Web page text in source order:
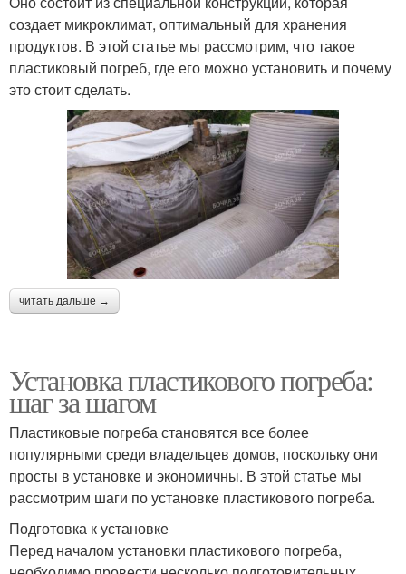
создает микроклимат, оптимальный для хранения
продуктов. В этой статье мы рассмотрим, что такое
пластиковый погреб, где его можно установить и почему
это стоит сделать.
читать дальше →
Установка пластикового погреба:
шаг за шагом
Пластиковые погреба становятся все более
популярными среди владельцев домов, поскольку они
просты в установке и экономичны. В этой статье мы
рассмотрим шаги по установке пластикового погреба.
Подготовка к установке
Перед началом установки пластикового погреба,